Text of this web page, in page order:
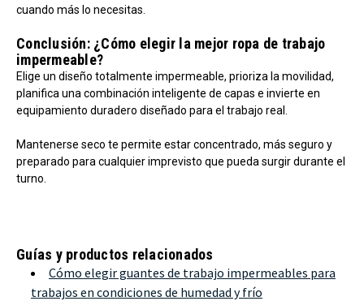
cuando más lo necesitas.
Conclusión: ¿Cómo elegir la mejor ropa de trabajo
impermeable?
Elige un diseño totalmente impermeable, prioriza la movilidad,
planifica una combinación inteligente de capas e invierte en
equipamiento duradero diseñado para el trabajo real.
Mantenerse seco te permite estar concentrado, más seguro y
preparado para cualquier imprevisto que pueda surgir durante el
turno.
Guías y productos relacionados
Cómo elegir guantes de trabajo impermeables para
trabajos en condiciones de humedad y frío